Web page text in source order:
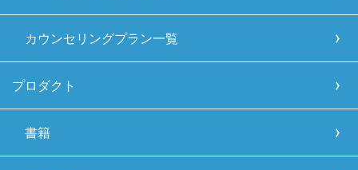
カウンセリングプラン一覧
プロダクト
書籍